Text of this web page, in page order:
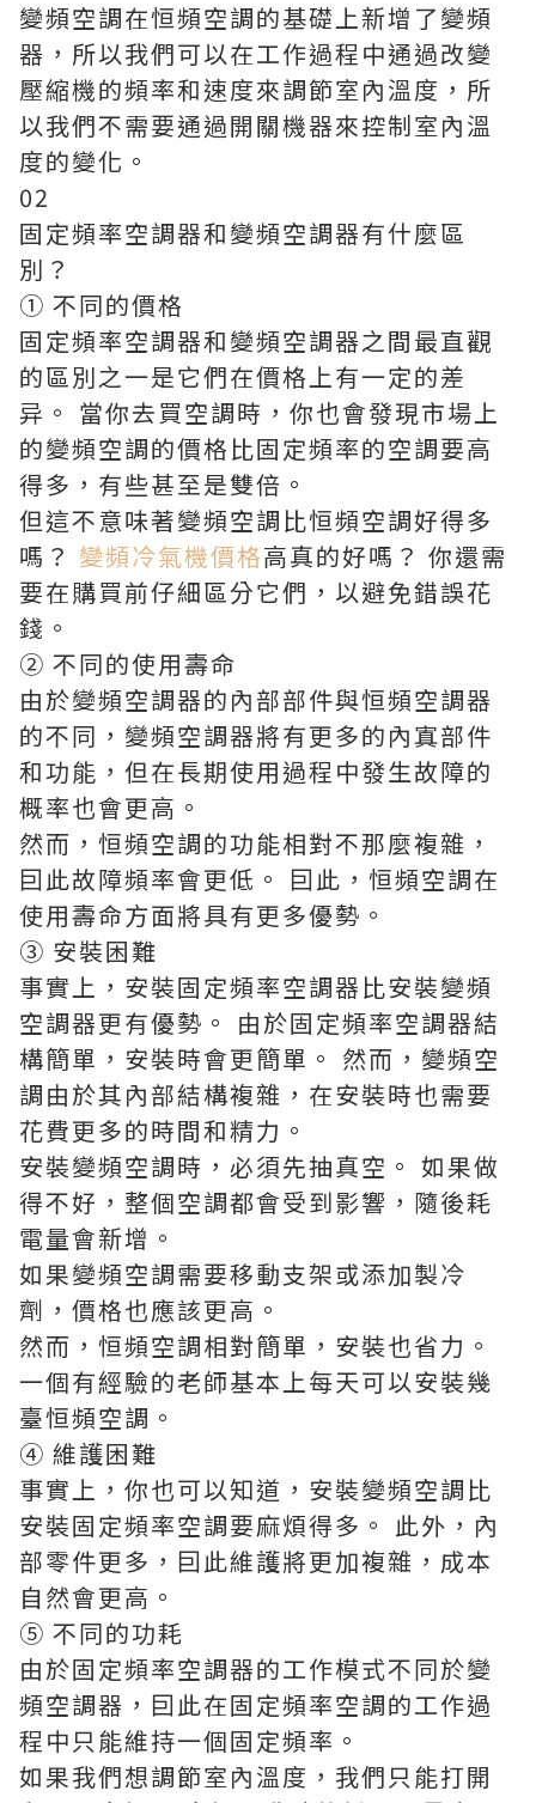
變頻空調在恒頻空調的基礎上新增了變頻
器，所以我們可以在工作過程中通過改變
壓縮機的頻率和速度來調節室內溫度，所
以我們不需要通過開關機器來控制室內溫
度的變化。
02
固定頻率空調器和變頻空調器有什麼區
別？
① 不同的價格
固定頻率空調器和變頻空調器之間最直觀
的區別之一是它們在價格上有一定的差
异。 當你去買空調時，你也會發現市場上
的變頻空調的價格比固定頻率的空調要高
得多，有些甚至是雙倍。
但這不意味著變頻空調比恒頻空調好得多
嗎？ 變頻冷氣機價格高真的好嗎？ 你還需
要在購買前仔細區分它們，以避免錯誤花
錢。
② 不同的使用壽命
由於變頻空調器的內部部件與恒頻空調器
的不同，變頻空調器將有更多的內寘部件
和功能，但在長期使用過程中發生故障的
概率也會更高。
然而，恒頻空調的功能相對不那麼複雜，
囙此故障頻率會更低。 囙此，恒頻空調在
使用壽命方面將具有更多優勢。
③ 安裝困難
事實上，安裝固定頻率空調器比安裝變頻
空調器更有優勢。 由於固定頻率空調器結
構簡單，安裝時會更簡單。 然而，變頻空
調由於其內部結構複雜，在安裝時也需要
花費更多的時間和精力。
安裝變頻空調時，必須先抽真空。 如果做
得不好，整個空調都會受到影響，隨後耗
電量會新增。
如果變頻空調需要移動支架或添加製冷
劑，價格也應該更高。
然而，恒頻空調相對簡單，安裝也省力。
一個有經驗的老師基本上每天可以安裝幾
臺恒頻空調。
④ 維護困難
事實上，你也可以知道，安裝變頻空調比
安裝固定頻率空調要麻煩得多。 此外，內
部零件更多，囙此維護將更加複雜，成本
自然會更高。
⑤ 不同的功耗
由於固定頻率空調器的工作模式不同於變
頻空調器，囙此在固定頻率空調的工作過
程中只能維持一個固定頻率。
如果我們想調節室內溫度，我們只能打開